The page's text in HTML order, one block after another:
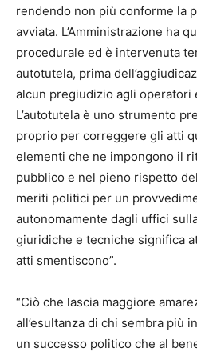
rendendo non più conforme la
avviata. L’Amministrazione ha
procedurale ed è intervenuta
autotutela, prima
alcun pregiudizio agli operatori
L’autotutela è uno strumento
proprio per correggere gli atti
elementi che ne impongono il
pubblico e nel pieno rispetto
meriti politici per un
autonomamente dagli uffici
giuridiche e tecniche significa
atti smentiscono”.
“Ciò che lascia maggiore
all’esultanza di chi sembra più
un successo politico che al